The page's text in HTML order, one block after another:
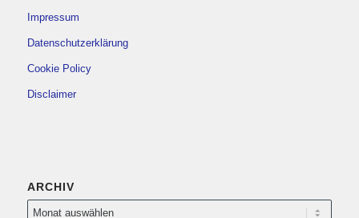
Impressum
Datenschutzerklärung
Cookie Policy
Disclaimer
ARCHIV